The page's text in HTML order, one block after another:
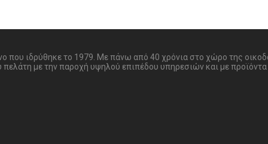
που ιδρύθηκε το 1979. Με πάνω από 40 χρόνια στο χώρο της
με την παροχή υψηλού επιπέδου υπηρεσιών και με προϊόντα